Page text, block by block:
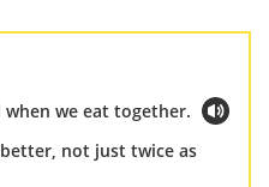
when we eat together.
not just twice as